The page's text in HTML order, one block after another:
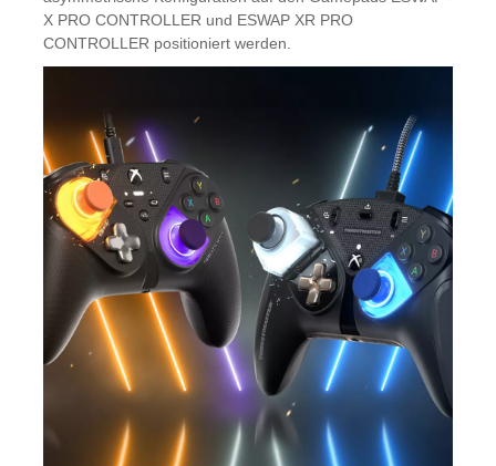
X PRO CONTROLLER und ESWAP XR PRO
CONTROLLER positioniert werden.